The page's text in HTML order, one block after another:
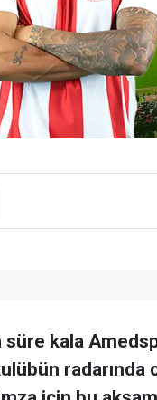
süre kala
radarında